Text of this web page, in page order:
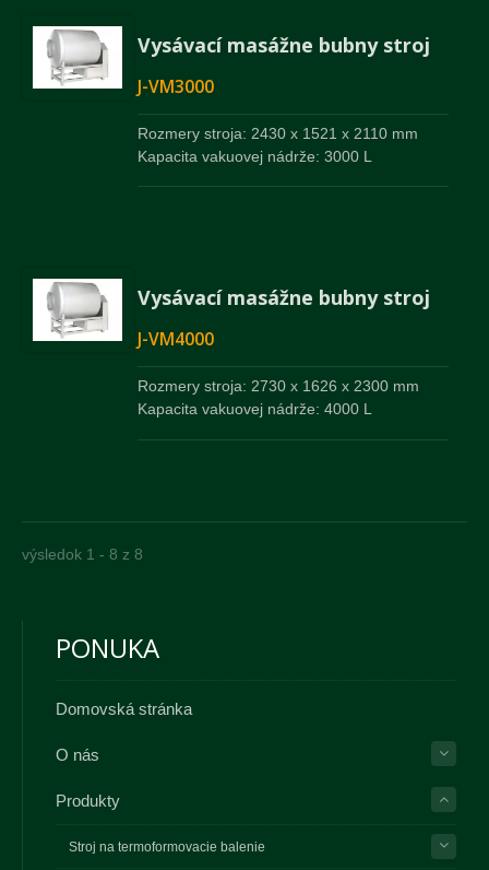
Vysávací masážne bubny stroj
J-VM3000
Rozmery stroja: 2430 x 1521 x 2110 mm
Kapacita vakuovej nádrže: 3000 L
Vysávací masážne bubny stroj
J-VM4000
Rozmery stroja: 2730 x 1626 x 2300 mm
Kapacita vakuovej nádrže: 4000 L
výsledok 1 - 8 z 8
PONUKA
Domovská stránka
O nás
Produkty
Stroj na termoformovacie balenie